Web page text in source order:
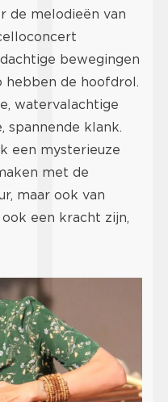
de melodieën van
bewegingen
hebben de hoofdrol.
watervalachtige
spannende klank.
een mysterieuze
met de
maar ook van
een kracht zijn,